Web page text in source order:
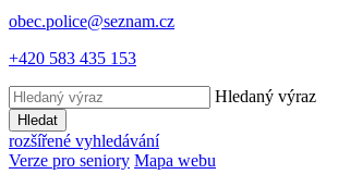
obec.police@seznam.cz
+420 583 435 153
Hledaný výraz
Hledat
rozšířené vyhledávání
Verze pro seniory Mapa webu